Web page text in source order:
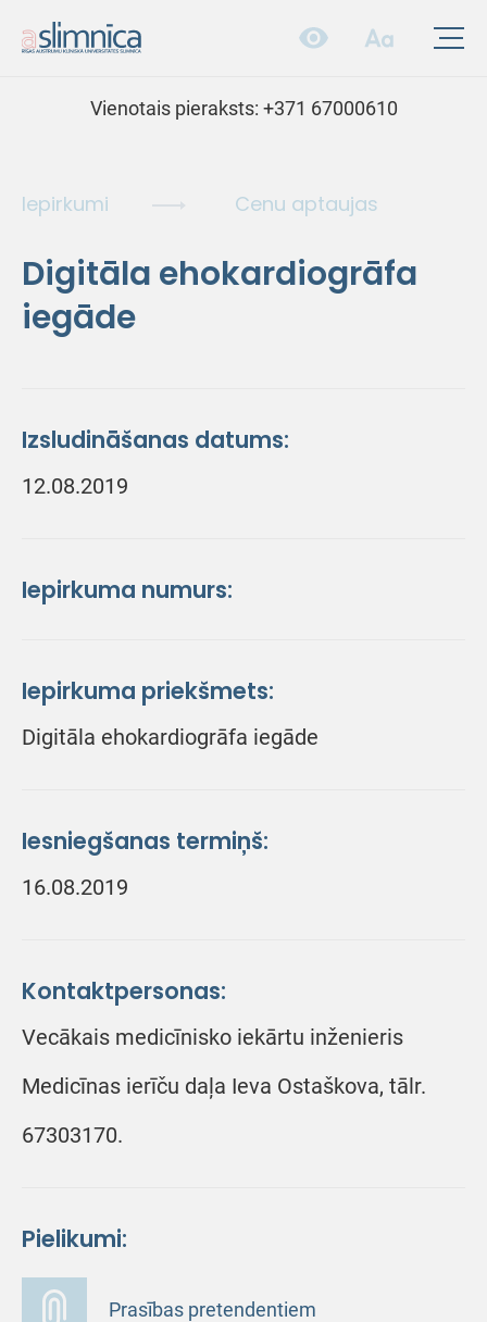
Vienotais pieraksts: +371 67000610
Iepirkumi Cenu aptaujas
Digitāla ehokardiogrāfa
iegāde
Izsludināšanas datums:
12.08.2019
Iepirkuma numurs:
Iepirkuma priekšmets:
Digitāla ehokardiogrāfa iegāde
Iesniegšanas termiņš:
16.08.2019
Kontaktpersonas:
Vecākais medicīnisko iekārtu inženieris
Medicīnas ierīču daļa Ieva Ostaškova, tālr.
67303170.
Pielikumi:
Prasības pretendentiem